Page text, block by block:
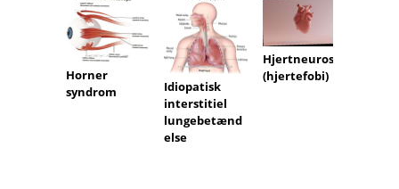
Horner
syndrom
Idiopatisk
interstitiel
lungebetænd
else
Hjertneurose
(hjertefobi)